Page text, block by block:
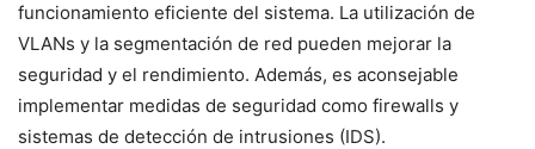
funcionamiento eficiente del sistema. La utilización de
VLANs y la segmentación de red pueden mejorar la
seguridad y el rendimiento. Además, es aconsejable
implementar medidas de seguridad como firewalls y
sistemas de detección de intrusiones (IDS).